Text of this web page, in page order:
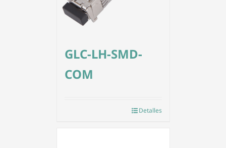
GLC-LH-SMD-
COM
Detalles